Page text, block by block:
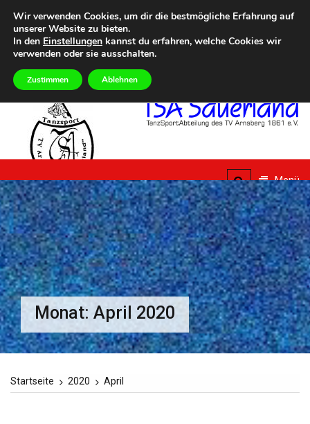
Inhalt
springen
Heute MONTAG, 10TH AUGUST 2026
Eilmeldungen
Dance Special – Urlaub vom Alltag
TSA
Sauerland
TanzSportAbteilung des
TV Arnsberg
Menü
Monat: April 2020
Startseite 2020 April
Wir verwenden Cookies, um dir die bestmögliche Erfahrung auf
unserer Website zu bieten.
In den Einstellungen kannst du erfahren, welche Cookies wir
verwenden oder sie ausschalten.
Zustimmen Ablehnen